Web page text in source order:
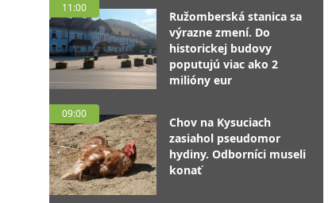
11:00
Ružomberská stanica sa
výrazne zmení. Do
historickej budovy
poputujú viac ako 2
milióny eur
09:00
Chov na Kysuciach
zasiahol pseudomor
hydiny. Odborníci museli
konať